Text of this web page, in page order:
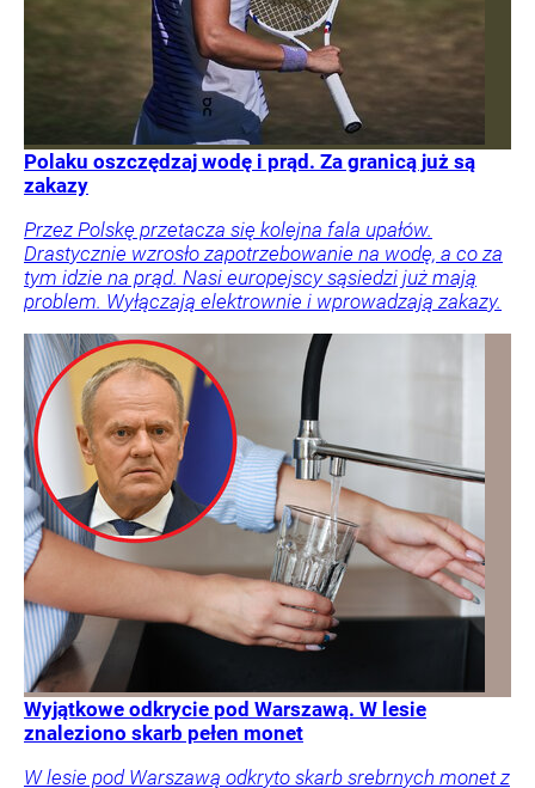
Polaku oszczędzaj wodę i prąd. Za granicą już są
zakazy
Przez Polskę przetacza się kolejna fala upałów.
Drastycznie wzrosło zapotrzebowanie na wodę, a co za
tym idzie na prąd. Nasi europejscy sąsiedzi już mają
problem. Wyłączają elektrownie i wprowadzają zakazy.
Wyjątkowe odkrycie pod Warszawą. W lesie
znaleziono skarb pełen monet
W lesie pod Warszawą odkryto skarb srebrnych monet z